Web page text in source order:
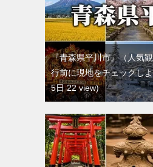
『青森県平川市』（人気
行前に現地をチェックし
5日 22 view